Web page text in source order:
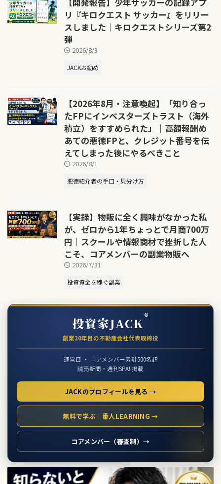
リ『キロクエスト サッカー』をリリー
スしました｜キロクエストシリーズ第2
弾
2026/8/3
JACKお勧め
【2026年8月・注意喚起】「知り合っ
たFPにインベスターズトラスト（海外
積立）をすすめられた」｜高額報酬め
あての悪徳FPと、クレジット番号を伝
えてしまった後にやるべきこと
2026/8/1
悪徳紹介者の手口・見分け方
【実録】物販に全く興味がなかった私
が、ゼロから1年ちょっとで月商700万
円｜スクールや情報商材で挫折した人
こそ、コアメンバーの副業物販へ
2026/7/31
投資資金を稼ぐ副業
投資家JACK®
創業20年目の不動産会社代表取締役
運営目 ・ コアメンバー累計500名超
読売新聞・週刊SPA! 掲載
JACKのプロフィールを見る →
無料で学ぶ｜番人LEARNING →
コアメンバー（審査制）→